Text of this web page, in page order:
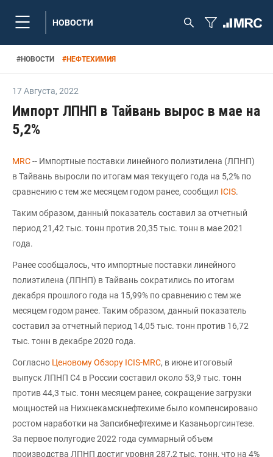
НОВОСТИ
#НОВОСТИ #НЕФТЕХИМИЯ
17 Августа, 2022
Импорт ЛПНП в Тайвань вырос в мае на
5,2%
MRC-- Импортные поставки линейного полиэтилена (ЛПНП)
в Тайвань выросли по итогам мая текущего года на 5,2% по
сравнению с тем же месяцем годом ранее, сообщил ICIS.
Таким образом, данный показатель составил за отчетный
период 21,42 тыс. тонн против 20,35 тыс. тонн в мае 2021
года.
Ранее сообщалось, что импортные поставки линейного
полиэтилена (ЛПНП) в Тайвань сократились по итогам
декабря прошлого года на 15,99% по сравнению с тем же
месяцем годом ранее. Таким образом, данный показатель
составил за отчетный период 14,05 тыс. тонн против 16,72
тыс. тонн в декабре 2020 года.
Согласно Ценовому Обзору ICIS-MRC, в июне итоговый
выпуск ЛПНП С4 в России составил около 53,9 тыс. тонн
против 44,3 тыс. тонн месяцем ранее, сокращение загрузки
мощностей на Нижнекамскнефтехиме было компенсировано
ростом наработки на Запсибнефтехиме и Казаньоргсинтезе.
За первое полугодие 2022 года суммарный объем
производства ЛПНП достиг уровня 287,2 тыс. тонн, что на 4%